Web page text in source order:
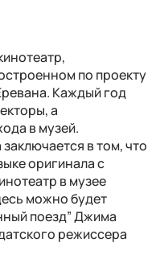
по проекту
Каждый год
а
в музей.
в том, что
оригинала с
в музее
можно будет
поезд” Джима
режиссера